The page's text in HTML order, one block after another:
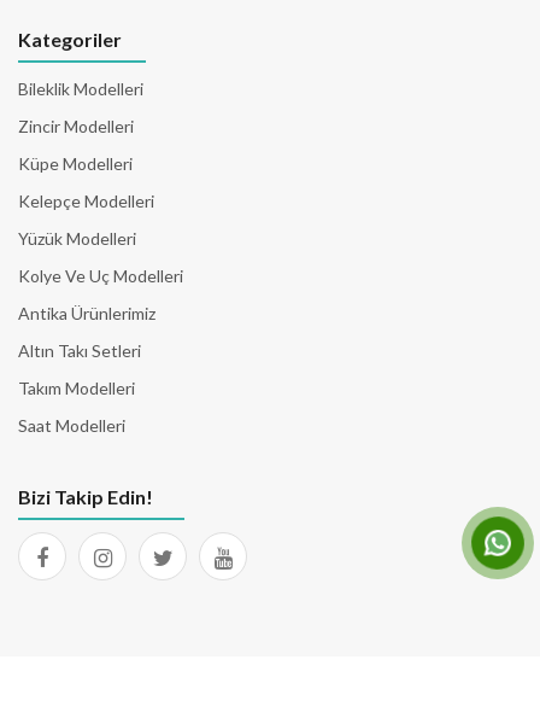
Kategoriler
Bileklik Modelleri
Zincir Modelleri
Küpe Modelleri
Kelepçe Modelleri
Yüzük Modelleri
Kolye Ve Uç Modelleri
Antika Ürünlerimiz
Altın Takı Setleri
Takım Modelleri
Saat Modelleri
Bizi Takip Edin!